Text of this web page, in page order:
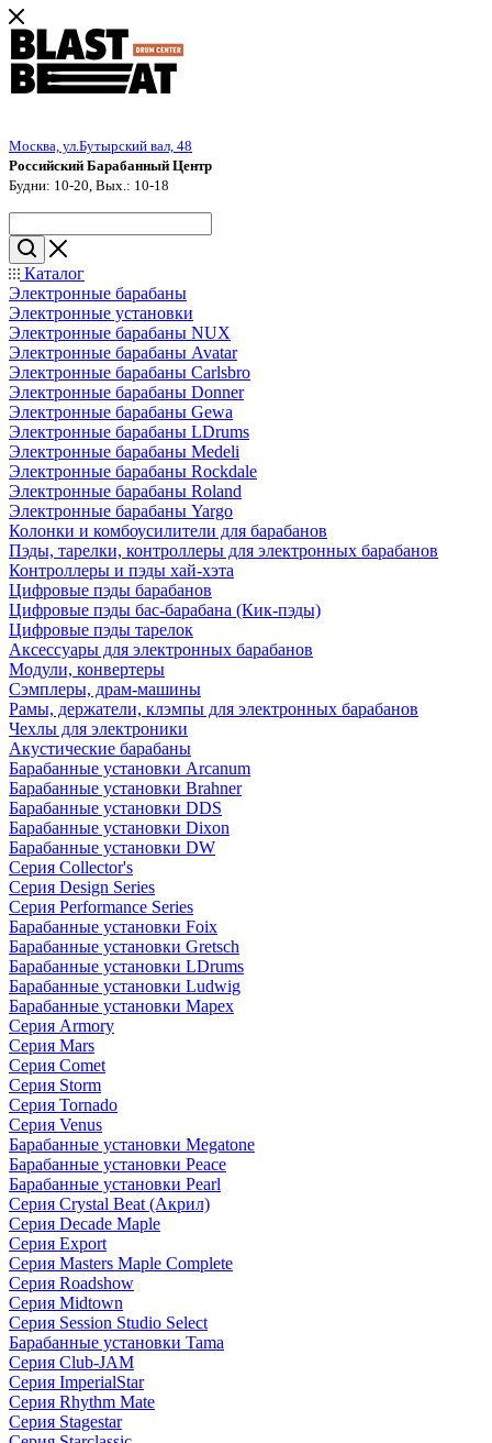
Москва, ул.Бутырский вал, 48
Российский Барабанный Центр
Будни: 10-20, Вых.: 10-18
Каталог
Электронные барабаны
Электронные установки
Электронные барабаны NUX
Электронные барабаны Avatar
Электронные барабаны Carlsbro
Электронные барабаны Donner
Электронные барабаны Gewa
Электронные барабаны LDrums
Электронные барабаны Medeli
Электронные барабаны Rockdale
Электронные барабаны Roland
Электронные барабаны Yargo
Колонки и комбоусилители для барабанов
Пэды, тарелки, контроллеры для электронных барабанов
Контроллеры и пэды хай-хэта
Цифровые пэды барабанов
Цифровые пэды бас-барабана (Кик-пэды)
Цифровые пэды тарелок
Аксессуары для электронных барабанов
Модули, конвертеры
Сэмплеры, драм-машины
Рамы, держатели, клэмпы для электронных барабанов
Чехлы для электроники
Акустические барабаны
Барабанные установки Arcanum
Барабанные установки Brahner
Барабанные установки DDS
Барабанные установки Dixon
Барабанные установки DW
Серия Collector's
Серия Design Series
Серия Performance Series
Барабанные установки Foix
Барабанные установки Gretsch
Барабанные установки LDrums
Барабанные установки Ludwig
Барабанные установки Mapex
Серия Armory
Серия Mars
Серия Comet
Серия Storm
Серия Tornado
Серия Venus
Барабанные установки Megatone
Барабанные установки Peace
Барабанные установки Pearl
Серия Crystal Beat (Акрил)
Серия Decade Maple
Серия Export
Серия Masters Maple Complete
Серия Roadshow
Серия Midtown
Серия Session Studio Select
Барабанные установки Tama
Серия Club-JAM
Серия ImperialStar
Серия Rhythm Mate
Серия Stagestar